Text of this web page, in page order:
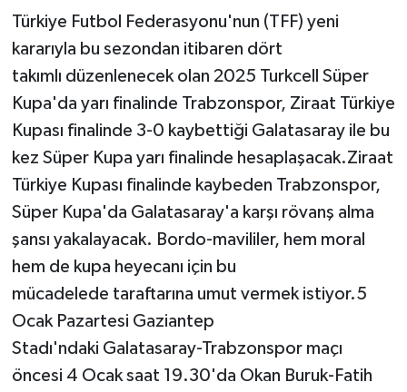
Türkiye Futbol Federasyonu'nun (TFF) yeni
kararıyla bu sezondan itibaren dört
takımlı düzenlenecek olan 2025 Turkcell Süper
Kupa'da yarı finalinde Trabzonspor, Ziraat Türkiye
Kupası finalinde 3-0 kaybettiği Galatasaray ile bu
kez Süper Kupa yarı finalinde hesaplaşacak.Ziraat
Türkiye Kupası finalinde kaybeden Trabzonspor,
Süper Kupa'da Galatasaray'a karşı rövanş alma
şansı yakalayacak. Bordo-mavililer, hem moral
hem de kupa heyecanı için bu
mücadelede taraftarına umut vermek istiyor.5
Ocak Pazartesi Gaziantep
Stadı'ndaki Galatasaray-Trabzonspor maçı
öncesi 4 Ocak saat 19.30'da Okan Buruk-Fatih